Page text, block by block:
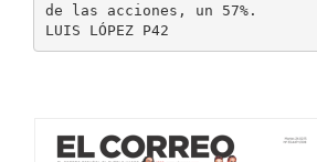
de las acciones, un 57%.